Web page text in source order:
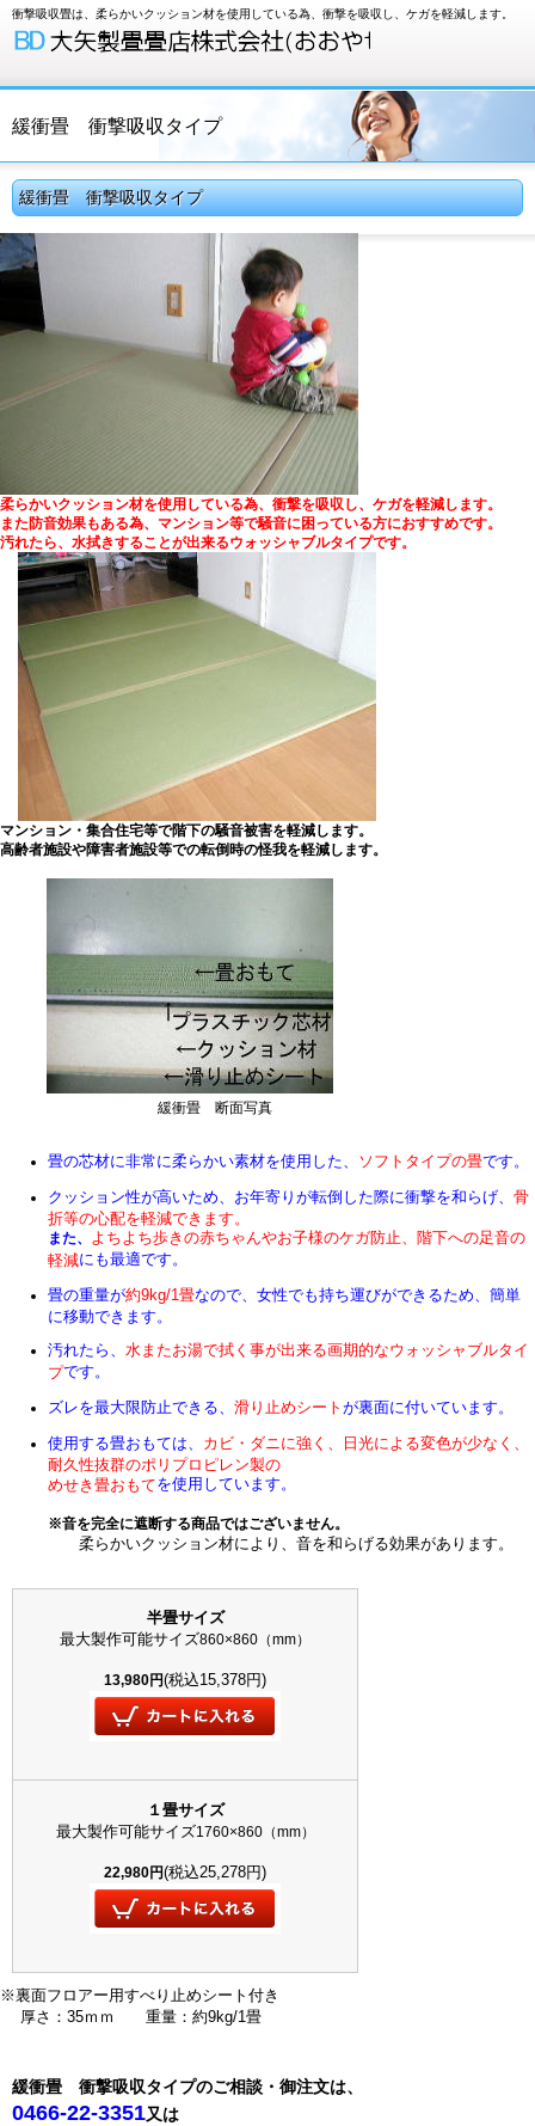
衝撃吸収畳は、柔らかいクッション材を使用している為、衝撃を吸収し、ケガを軽減します。
緩衝畳 衝撃吸収タイプ
緩衝畳 衝撃吸収タイプ
柔らかいクッション材を使用している為、衝撃を吸収し、ケガを軽減します。
また防音効果もある為、マンション等で騒音に困っている方におすすめです。
汚れたら、水拭きすることが出来るウォッシャブルタイプです。
マンション・集合住宅等で階下の騒音被害を軽減します。
高齢者施設や障害者施設等での転倒時の怪我を軽減します。
緩衝畳 断面写真
畳の芯材に非常に柔らかい素材を使用した、 ソフトタイプの畳です。
クッション性が高いため、お年寄りが転倒した際に衝撃を和らげ、 骨
折等の心配を軽減できます。
また、 よちよち歩きの赤ちゃんやお子様のケガ防止、階下への足音の
軽減にも最適です。
畳の重量が約9kg/1畳なので、女性でも持ち運びができるため、簡単
に移動できます。
汚れたら、 水またお湯で拭く事が出来る画期的なウォッシャブルタイ
プです。
ズレを最大限防止できる、 滑り止めシート が裏面に付いています。
使用する畳おもては、 カビ・ダニに強く、日光による変色が少なく、
耐久性抜群のポリプロピレン製の
めせき畳おもてを使用しています。
※音を完全に遮断する商品ではございません。
柔らかいクッション材により、音を和らげる効果があります。
半畳サイズ
最大製作可能サイズ860×860（mm）
13,980円(税込15,378円)
１畳サイズ
最大製作可能サイズ1760×860（mm）
22,980円(税込25,278円)
※裏面フロアー用すべり止めシート付き
厚さ：35ｍｍ 重量：約9kg/1畳
緩衝畳 衝撃吸収タイプのご相談・御注文は、
0466-22-3351又は